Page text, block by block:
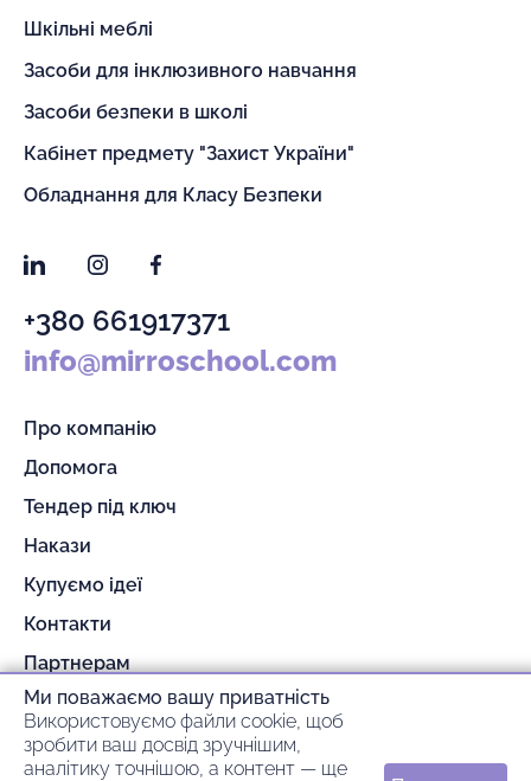
Шкільні меблі
Засоби для інклюзивного навчання
Засоби безпеки в школі
Кабінет предмету "Захист України"
Обладнання для Класу Безпеки
LinkedInInstagramFacebook
+380 661917371
info@mirroschool.com
Про компанію
Допомога
Тендер під ключ
Накази
Купуємо ідеї
Контакти
Партнерам
Гарантія та повернення
Оплата та доставка
Ми поважаємо вашу приватність
Використовуємо файли cookie, щоб
зробити ваш досвід зручнішим,
аналітику точнішою, а контент — ще